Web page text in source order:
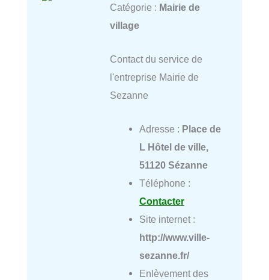
Catégorie : Mairie de
village
Contact du service de
l'entreprise Mairie de
Sezanne
Adresse : Place de
L Hôtel de ville,
51120 Sézanne
Téléphone :
Contacter
Site internet :
http://www.ville-
sezanne.fr/
Enlèvement des